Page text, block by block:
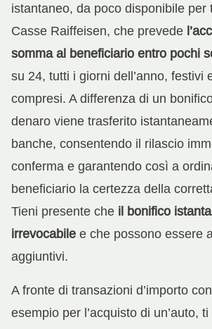
istantaneo, da poco disponibile per
Casse Raiffeisen, che prevede
somma al beneficiario entro pochi
su 24, tutti i giorni dell’anno, festivi
compresi. A differenza di un
denaro viene trasferito
banche, consentendo il rilascio
conferma e garantendo così a
beneficiario la certezza della
Tieni presente che il bonifico
irrevocabile e che possono essere
aggiuntivi.
A fronte di transazioni d’importo
esempio per l’acquisto di un’auto,